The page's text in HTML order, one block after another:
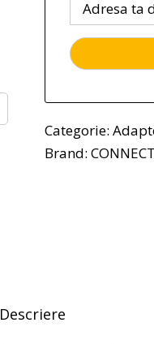
Categorie:
Brand:
Descriere